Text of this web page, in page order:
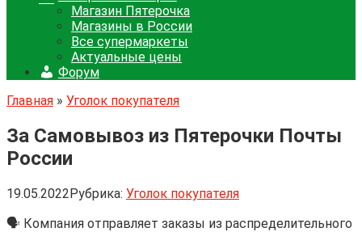
Магазин Пятерочка
Магазины в России
Все супермаркеты
Актуальные цены
Форум
Главная » Уголок покупателя
За Самовывоз из Пятерочки Почты
России
19.05.2022Рубрика: Уголок покупателя
🗣 Компания отправляет заказы из распределительного